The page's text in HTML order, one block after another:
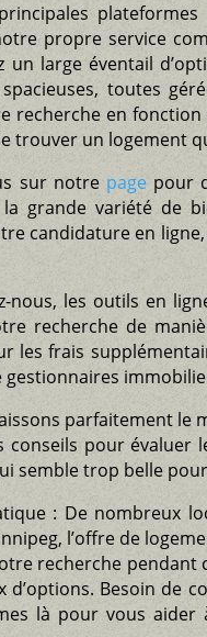
propre service
un large éventail
toutes
recherche en fonction
trouver un logement
sur notre page pour
grande variété de
candidature en
nous, les outils en
recherche de
les frais
gestionnaires
parfaitement le
conseils pour évaluer
semble trop belle
: De nombreux
l’offre de
recherche pendant
d’options. Besoin de
là pour vous